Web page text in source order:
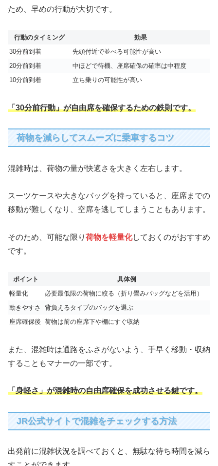
ため、早めの行動が大切です。
行動のタイミング
効果
30分前到着
先頭付近で並べる可能性が高い
20分前到着
中ほどで待機、座席確保の確率は中程度
10分前到着
立ち乗りの可能性が高い
「30分前行動」が自由席を確保するための鉄則です。
荷物を減らしてスムーズに乗車するコツ
混雑時は、荷物の量が快適さを大きく左右します。
スーツケースや大きなバッグを持っていると、座席までの
移動が難しくなり、空席を逃してしまうこともあります。
そのため、可能な限り 荷物を軽量化しておくのがおすすめ
です。
ポイント
具体例
軽量化
必要最低限の荷物に絞る（折り畳みバッグなどを活用）
動きやすさ
背負えるタイプのバッグを選ぶ
座席確保後 荷物は前の座席下や棚にすぐ収納
また、混雑時は通路をふさがないよう、手早く移動・収納
することもマナーの一部です。
「身軽さ」が混雑時の自由席確保を成功させる鍵です。
JR公式サイトで混雑をチェックする方法
出発前に混雑状況を調べておくと、無駄な待ち時間を減ら